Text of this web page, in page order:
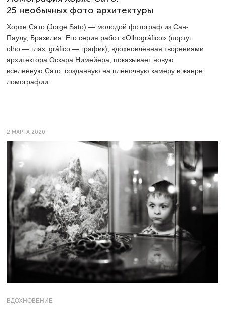
25 необычных фото архитектуры
Хорхе Сато (Jorge Sato) — молодой фотограф из Сан-
Паулу, Бразилия. Его серия работ «Olhográfico» (португ.
olho — глаз, gráfico — график), вдохновлённая творениями
архитектора Оскара Нимейера, показывает новую
вселенную Сато, созданную на плёночную камеру в жанре
ломографии.
2 МАРТА 2020
ВДОХНОВЕНИЕ